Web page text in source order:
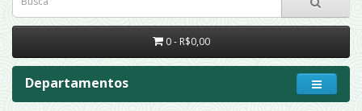
0 - R$0,00
Departamentos